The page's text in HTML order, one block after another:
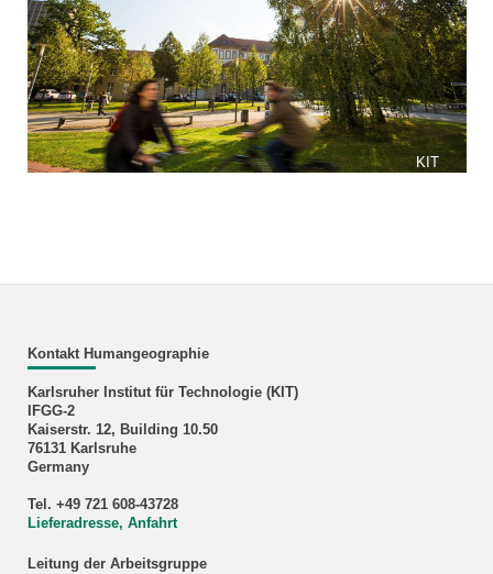
KIT
Kontakt Humangeographie
Karlsruher Institut für Technologie (KIT)
IFGG-2
Kaiserstr. 12, Building 10.50
76131 Karlsruhe
Germany
Tel. +49 721 608-43728
Lieferadresse, Anfahrt
Leitung der Arbeitsgruppe